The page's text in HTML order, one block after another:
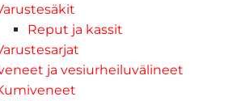
Reput ja kassit
ja vesiurheiluvälineet